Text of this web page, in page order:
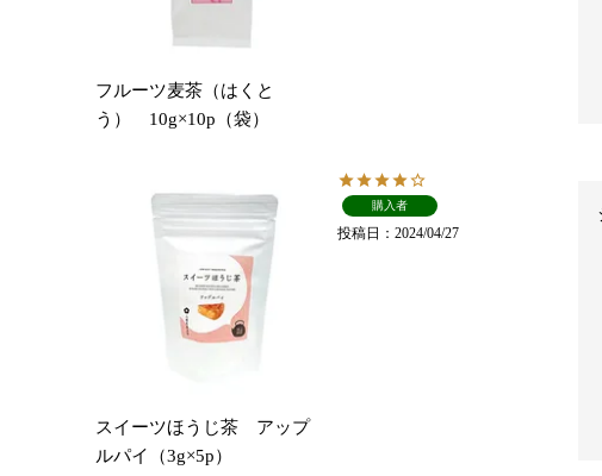
フルーツ麦茶（はくと
う） 10g×10p（袋）
スイーツほうじ茶 アップ
ルパイ（3g×5p）
購入者
投稿日 2024/04/27